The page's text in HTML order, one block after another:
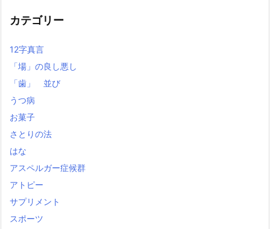
カテゴリー
12字真言
「場」の良し悪し
「歯」 並び
うつ病
お菓子
さとりの法
はな
アスペルガー症候群
アトピー
サプリメント
スポーツ